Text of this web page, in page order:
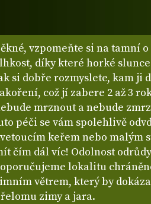
vzpomeňte si na tamní
díky které horké
si dobře rozmyslete, kam ji
což jí zabere 2 až 3
mrznout a nebude
péči se vám spolehlivě
keřem nebo malým
čím dál víc! Odolnost
lokalitu
větrem, který by
zimy a jara.